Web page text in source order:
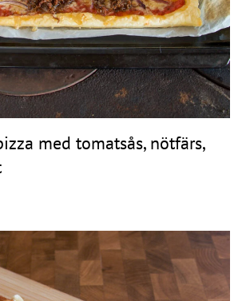
med tomatsås, nötfärs,